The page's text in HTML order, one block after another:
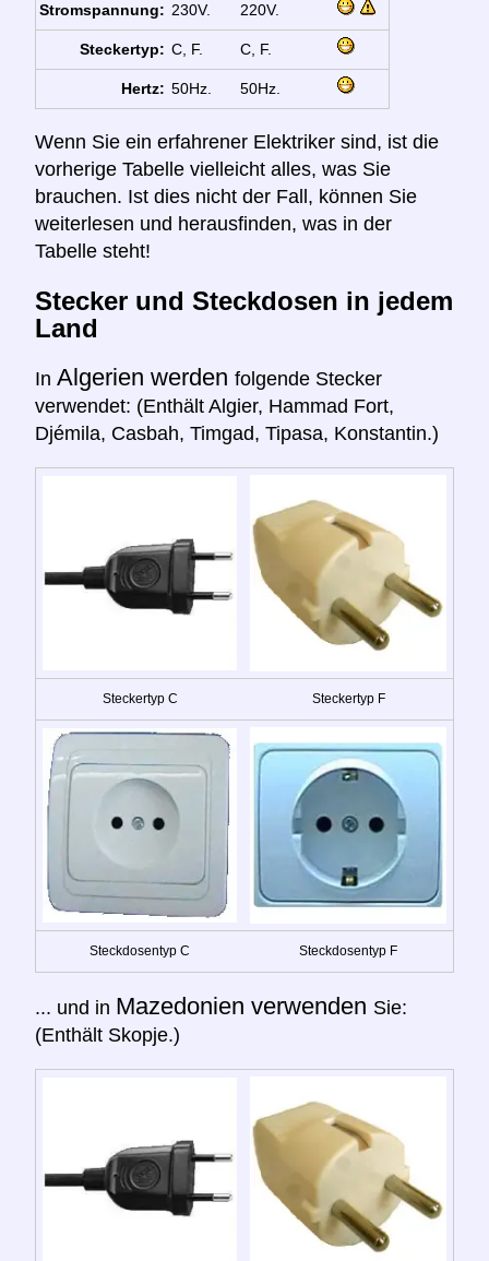
Stromspannung: 230V. 220V.
Steckertyp: C, F. C, F.
Hertz: 50Hz. 50Hz.
Wenn Sie ein erfahrener Elektriker sind, ist die
vorherige Tabelle vielleicht alles, was Sie
brauchen. Ist dies nicht der Fall, können Sie
weiterlesen und herausfinden, was in der
Tabelle steht!
Stecker und Steckdosen in jedem
Land
In Algerien werden folgende Stecker
verwendet: (Enthält Algier, Hammad Fort,
Djémila, Casbah, Timgad, Tipasa, Konstantin.)
Steckertyp C Steckertyp F
Steckdosentyp C Steckdosentyp F
... und in Mazedonien verwenden Sie:
(Enthält Skopje.)